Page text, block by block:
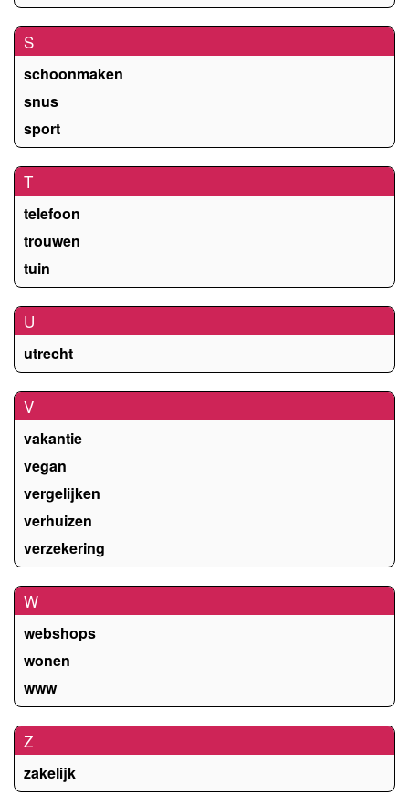
S
schoonmaken
snus
sport
T
telefoon
trouwen
tuin
U
utrecht
V
vakantie
vegan
vergelijken
verhuizen
verzekering
W
webshops
wonen
www
Z
zakelijk